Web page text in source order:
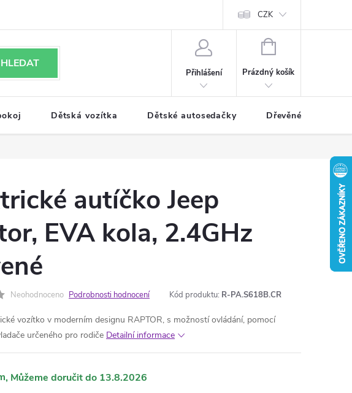
CZK
HLEDAT
Přihlášení
NÁKUPNÍ
Prázdný košík
Dětská vozítka Dětské autosedačky Dřevěné hračky
autíčko Jeep
EVA kola, 2.4GHz
Neohodnoceno Podrobnosti hodnocení Kód produktu: R-PA.S618B.CR
vozítko v moderním designu RAPTOR, s možností ovládání, pomocí
určeného pro rodiče Detailní informace
13.8.2026